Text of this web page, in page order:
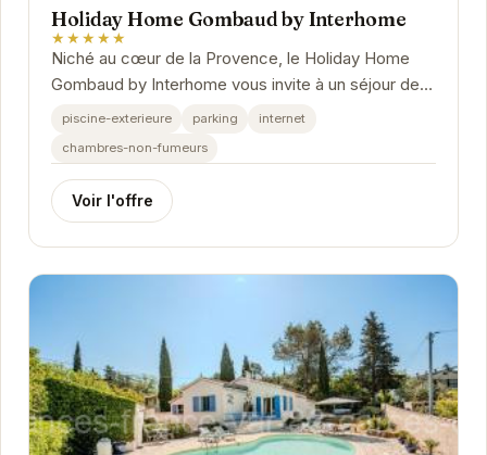
Holiday Home Gombaud by Interhome
★★★★★
Niché au cœur de la Provence, le Holiday Home
Gombaud by Interhome vous invite à un séjour de
détente et de découverte. Profitez du calme et
piscine-exterieure parking
internet
chambres-non-fumeurs
Voir l'offre